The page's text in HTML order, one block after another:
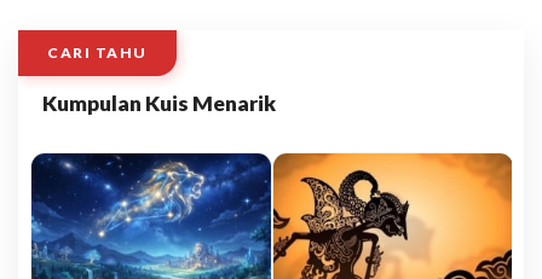
CARI TAHU
Kumpulan Kuis Menarik